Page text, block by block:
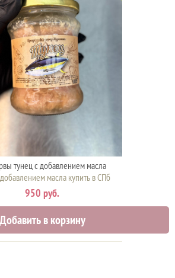
тунец с добавлением масла
масла купить в СПб
950 руб.
Добавить в корзину